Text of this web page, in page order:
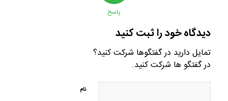
پاسخ
دیدگاه خود را ثبت کنید
تمایل دارید در گفتگوها شرکت کنید؟
در گفتگو ها شرکت کنید.
نام